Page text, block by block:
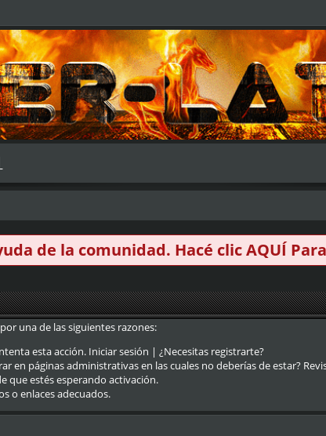
de la comunidad. Hacé clicAQUÍ
una de las siguientes razones:
esta acción. Iniciar sesión | ¿Necesitas registrarte?
en páginas administrativas en las cuales no deberías de estar?
que estés esperando activación.
o enlaces adecuados.